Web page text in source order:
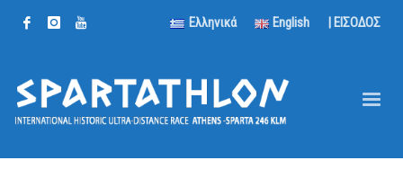
Ελληνικά English | ΕΙΣΟΔΟΣ